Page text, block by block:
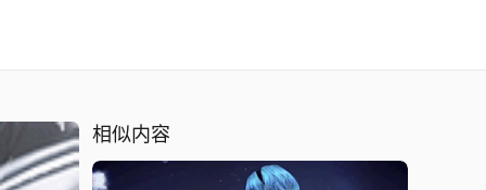
相似内容